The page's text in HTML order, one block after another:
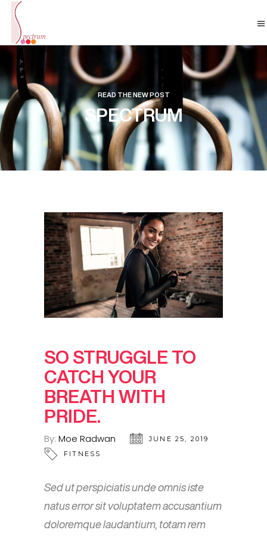
READ THE NEW POST
SPECTRUM
SO STRUGGLE TO
CATCH YOUR
BREATH WITH
PRIDE.
By: Moe Radwan
JUNE 25, 2019
FITNESS
Sed ut perspiciatis unde omnis iste
natus error sit voluptatem accusantium
doloremque laudantium, totam rem